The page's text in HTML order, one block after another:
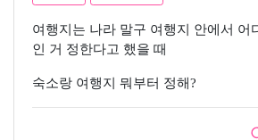
여행지는 나라 말구 여행지 안에서 어
인 거 정한다고 했을 때
숙소랑 여행지 뭐부터 정해?